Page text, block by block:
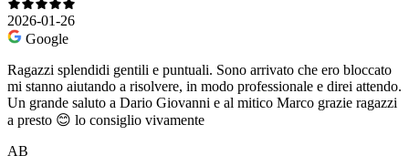
2026-01-26
Google
Ragazzi splendidi gentili e puntuali. Sono arrivato che ero bloccato
mi stanno aiutando a risolvere, in modo professionale e direi attendo.
Un grande saluto a Dario Giovanni e al mitico Marco grazie ragazzi
a presto 😊 lo consiglio vivamente
AB